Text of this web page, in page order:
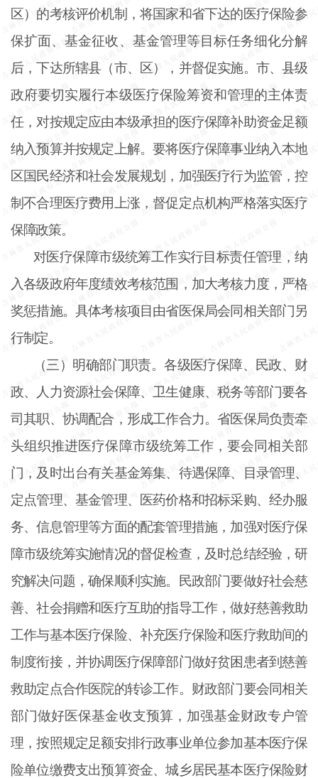
区）的考核评价机制，将国家和省下达的医疗保险参
保扩面、基金征收、基金管理等目标任务细化分解
后，下达所辖县（市、区），并督促实施。市、县级
政府要切实履行本级医疗保险筹资和管理的主体责
任，对按规定应由本级承担的医疗保障补助资金足额
纳入预算并按规定上解。要将医疗保障事业纳入本地
区国民经济和社会发展规划，加强医疗行为监管，控
制不合理医疗费用上涨，督促定点机构严格落实医疗
保障政策。
对医疗保障市级统筹工作实行目标责任管理，纳
入各级政府年度绩效考核范围，加大考核力度，严格
奖惩措施。具体考核项目由省医保局会同相关部门另
行制定。
（三）明确部门职责。各级医疗保障、民政、财
政、人力资源社会保障、卫生健康、税务等部门要各
司其职、协调配合，形成工作合力。省医保局负责牵
头组织推进医疗保障市级统筹工作，要会同相关部
门，及时出台有关基金筹集、待遇保障、目录管理、
定点管理、基金管理、医药价格和招标采购、经办服
务、信息管理等方面的配套管理措施，加强对医疗保
障市级统筹实施情况的督促检查，及时总结经验，研
究解决问题，确保顺利实施。民政部门要做好社会慈
善、社会捐赠和医疗互助的指导工作，做好慈善救助
工作与基本医疗保险、补充医疗保险和医疗救助间的
制度衔接，并协调医疗保障部门做好贫困患者到慈善
救助定点合作医院的转诊工作。财政部门要会同相关
部门做好医保基金收支预算，加强基金财政专户管
理，按照规定足额安排行政事业单位参加基本医疗保
险单位缴费支出预算资金、城乡居民基本医疗保险财